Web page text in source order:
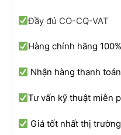
Đầy đủ CO-CQ-VAT
Hàng chính hãng 100%
Nhận hàng thanh toán
Tư vấn kỹ thuật miễn
Giá tốt nhất thị